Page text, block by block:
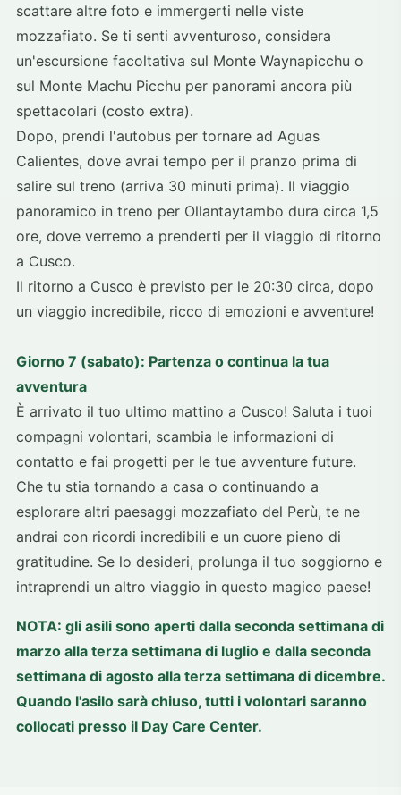
scattare altre foto e immergerti nelle viste
mozzafiato. Se ti senti avventuroso, considera
un'escursione facoltativa sul Monte Waynapicchu o
sul Monte Machu Picchu per panorami ancora più
spettacolari (costo extra).
Dopo, prendi l'autobus per tornare ad Aguas
Calientes, dove avrai tempo per il pranzo prima di
salire sul treno (arriva 30 minuti prima). Il viaggio
panoramico in treno per Ollantaytambo dura circa 1,5
ore, dove verremo a prenderti per il viaggio di ritorno
a Cusco.
Il ritorno a Cusco è previsto per le 20:30 circa, dopo
un viaggio incredibile, ricco di emozioni e avventure!
Giorno 7 (sabato): Partenza o continua la tua
avventura
È arrivato il tuo ultimo mattino a Cusco! Saluta i tuoi
compagni volontari, scambia le informazioni di
contatto e fai progetti per le tue avventure future.
Che tu stia tornando a casa o continuando a
esplorare altri paesaggi mozzafiato del Perù, te ne
andrai con ricordi incredibili e un cuore pieno di
gratitudine. Se lo desideri, prolunga il tuo soggiorno e
intraprendi un altro viaggio in questo magico paese!
NOTA: gli asili sono aperti dalla seconda settimana di
marzo alla terza settimana di luglio e dalla seconda
settimana di agosto alla terza settimana di dicembre.
Quando l'asilo sarà chiuso, tutti i volontari saranno
collocati presso il Day Care Center.